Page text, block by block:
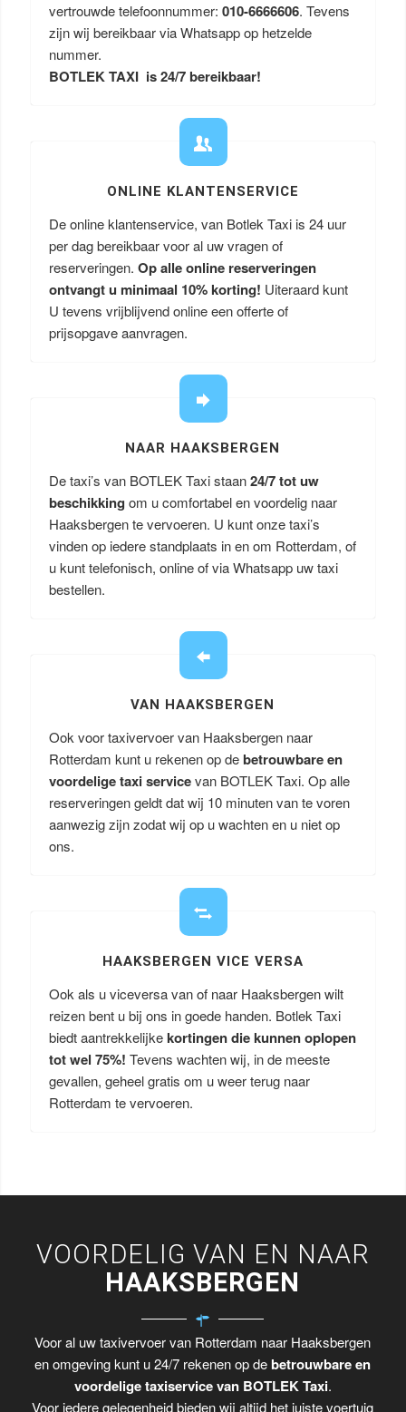
vertrouwde telefoonnummer: 010-6666606. Tevens
zijn wij bereikbaar via Whatsapp op hetzelde
nummer.
BOTLEK TAXI is 24/7 bereikbaar!
ONLINE KLANTENSERVICE
De online klantenservice, van Botlek Taxi is 24 uur
per dag bereikbaar voor al uw vragen of
reserveringen. Op alle online reserveringen
ontvangt u minimaal 10% korting! Uiteraard kunt
U tevens vrijblijvend online een offerte of
prijsopgave aanvragen.
NAAR HAAKSBERGEN
De taxi’s van BOTLEK Taxi staan24/7 tot uw
beschikking om u comfortabel en voordelig naar
Haaksbergen te vervoeren. U kunt onze taxi’s
vinden op iedere standplaats in en om Rotterdam, of
u kunt telefonisch, online of via Whatsapp uw taxi
bestellen.
VAN HAAKSBERGEN
Ook voor taxivervoer van Haaksbergen naar
Rotterdam kunt u rekenen op debetrouwbare en
voordelige taxi servicevan BOTLEK Taxi. Op alle
reserveringen geldt dat wij 10 minuten van te voren
aanwezig zijn zodat wij op u wachten en u niet op
ons.
HAAKSBERGEN VICE VERSA
Ook als u viceversa van of naar Haaksbergen wilt
reizen bent u bij ons in goede handen. Botlek Taxi
biedt aantrekkelijkekortingen die kunnen oplopen
tot wel 75%! Tevens wachten wij, in de meeste
gevallen, geheel gratis om u weer terug naar
Rotterdam te vervoeren.
VOORDELIG VAN EN NAAR
HAAKSBERGEN
Voor al uw taxivervoer van Rotterdam naar Haaksbergen
en omgeving kunt u 24/7 rekenen op debetrouwbare en
voordelige taxiservice van BOTLEK Taxi.
Voor iedere gelegenheid bieden wij altijd het juiste voertuig